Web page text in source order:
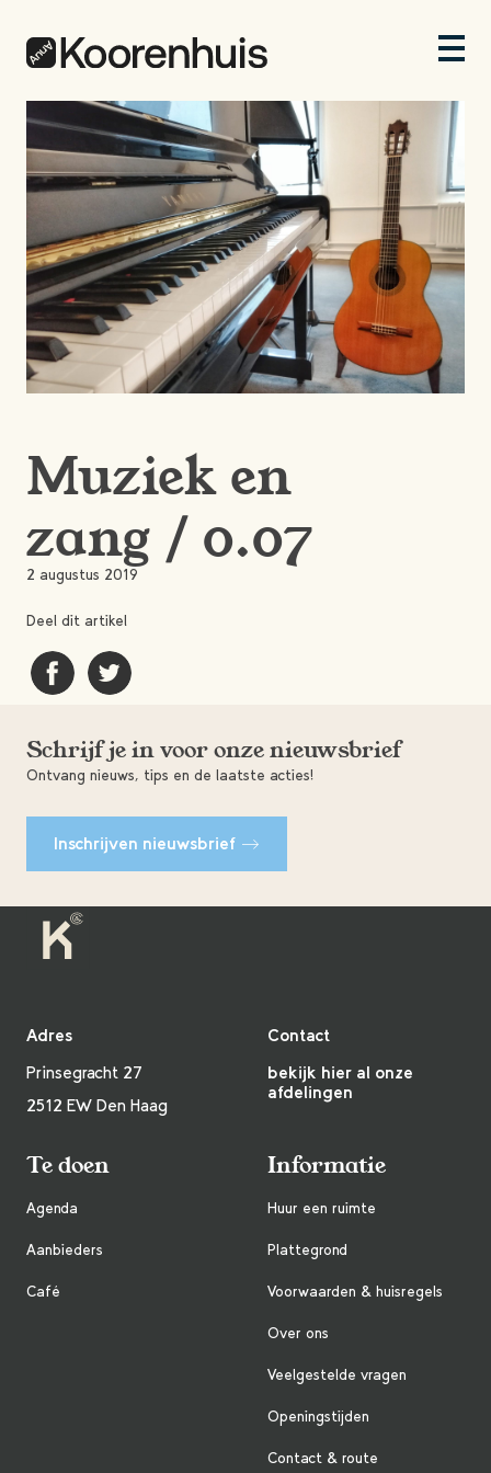
Muziek en
zang / 0.07
2 augustus 2019
Deel dit artikel
Schrijf je in voor onze nieuwsbrief
Ontvang nieuws, tips en de laatste acties!
Inschrijven nieuwsbrief
Adres
Prinsegracht 27
2512 EW Den Haag
Contact
bekijk hier al onze
afdelingen
Te doen
Agenda
Aanbieders
Café
Informatie
Huur een ruimte
Plattegrond
Voorwaarden & huisregels
Over ons
Veelgestelde vragen
Openingstijden
Contact & route